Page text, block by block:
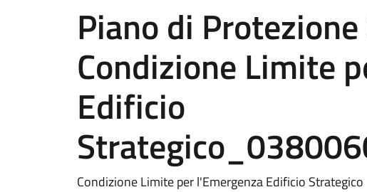
Piano di
Condizione Limite
Edificio
Condizione Limite per l'Emergenza Edificio Strategico